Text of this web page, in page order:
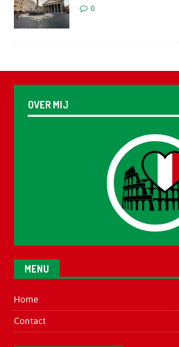
0
OVER MIJ
MENU
Home
Contact